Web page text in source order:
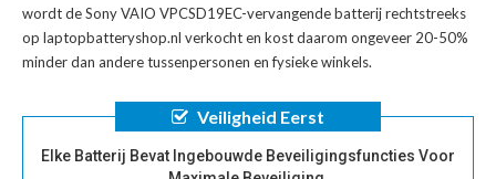
wordt deSony VAIO VPCSD19EC-vervangende batterijrechtstreeks
op laptopbatteryshop.nl verkocht en kost daarom ongeveer 20-50%
minder dan andere tussenpersonen en fysieke winkels.
Veiligheid Eerst
Elke Batterij Bevat Ingebouwde Beveiligingsfuncties Voor